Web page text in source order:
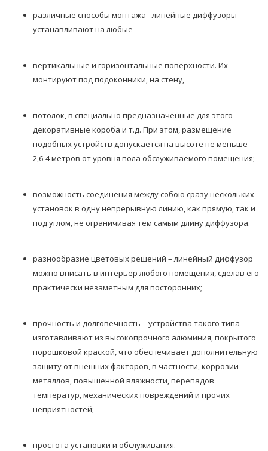
различные способы монтажа - линейные диффузоры
устанавливают на любые
вертикальные и горизонтальные поверхности. Их
монтируют под подоконники, на стену,
потолок, в специально предназначенные для этого
декоративные короба и т.д. При этом, размещение
подобных устройств допускается на высоте не меньше
2,6-4 метров от уровня пола обслуживаемого помещения;
возможность соединения между собою сразу нескольких
установок в одну непрерывную линию, как прямую, так и
под углом, не ограничивая тем самым длину диффузора.
разнообразие цветовых решений – линейный диффузор
можно вписать в интерьер любого помещения, сделав его
практически незаметным для посторонних;
прочность и долговечность – устройства такого типа
изготавливают из высокопрочного алюминия, покрытого
порошковой краской, что обеспечивает дополнительную
защиту от внешних факторов, в частности, коррозии
металлов, повышенной влажности, перепадов
температур, механических повреждений и прочих
неприятностей;
простота установки и обслуживания.